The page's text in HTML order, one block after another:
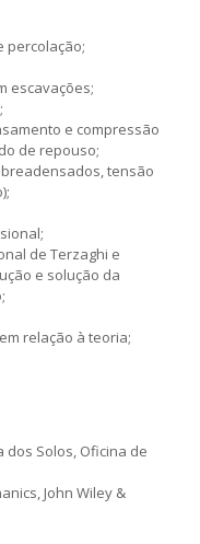
percolação;
escavações;
e compressão
de repouso;
tensão
de Terzaghi e
e solução da
relação à teoria;
dos Solos, Oficina de
John Wiley &